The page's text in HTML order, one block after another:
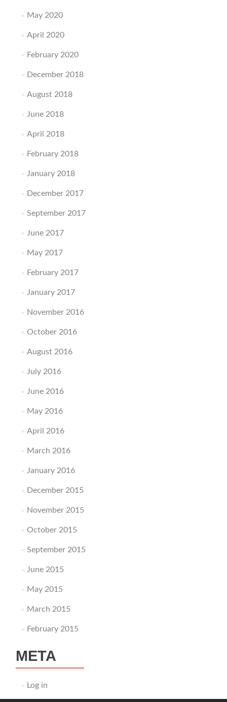
May 2020
April 2020
February 2020
December 2018
August 2018
June 2018
April 2018
February 2018
January 2018
December 2017
September 2017
June 2017
May 2017
February 2017
January 2017
November 2016
October 2016
August 2016
July 2016
June 2016
May 2016
April 2016
March 2016
January 2016
December 2015
November 2015
October 2015
September 2015
June 2015
May 2015
March 2015
February 2015
META
Log in